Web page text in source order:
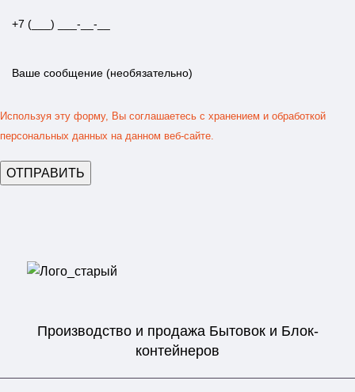
Используя эту форму, Вы соглашаетесь с хранением и обработкой
персональных данных на данном веб-сайте.
Производство и продажа Бытовок и Блок-
контейнеров